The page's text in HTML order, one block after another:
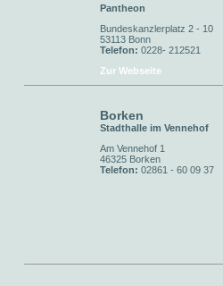
Pantheon
Bundeskanzlerplatz 2 - 10
53113 Bonn
Telefon: 0228- 212521
Zur Webseite
Borken
Stadthalle im Vennehof
Am Vennehof 1
46325 Borken
Telefon: 02861 - 60 09 37